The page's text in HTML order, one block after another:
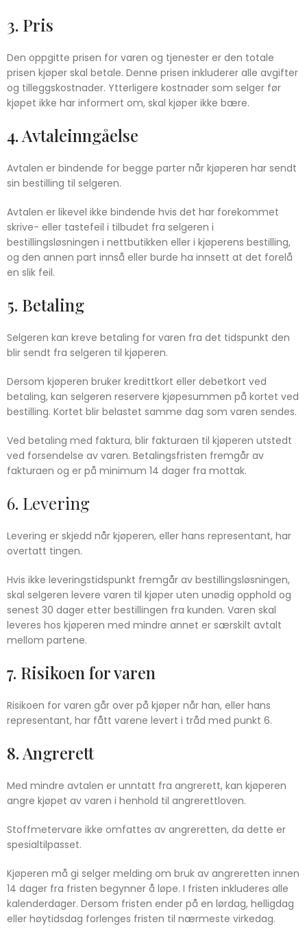
3. Pris
Den oppgitte prisen for varen og tjenester er den totale
prisen kjøper skal betale. Denne prisen inkluderer alle avgifter
og tilleggskostnader. Ytterligere kostnader som selger før
kjøpet ikke har informert om, skal kjøper ikke bære.
4. Avtaleinngåelse
Avtalen er bindende for begge parter når kjøperen har sendt
sin bestilling til selgeren.
Avtalen er likevel ikke bindende hvis det har forekommet
skrive- eller tastefeil i tilbudet fra selgeren i
bestillingsløsningen i nettbutikken eller i kjøperens bestilling,
og den annen part innså eller burde ha innsett at det forelå
en slik feil.
5. Betaling
Selgeren kan kreve betaling for varen fra det tidspunkt den
blir sendt fra selgeren til kjøperen.
Dersom kjøperen bruker kredittkort eller debetkort ved
betaling, kan selgeren reservere kjøpesummen på kortet ved
bestilling. Kortet blir belastet samme dag som varen sendes.
Ved betaling med faktura, blir fakturaen til kjøperen utstedt
ved forsendelse av varen. Betalingsfristen fremgår av
fakturaen og er på minimum 14 dager fra mottak.
6. Levering
Levering er skjedd når kjøperen, eller hans representant, har
overtatt tingen.
Hvis ikke leveringstidspunkt fremgår av bestillingsløsningen,
skal selgeren levere varen til kjøper uten unødig opphold og
senest 30 dager etter bestillingen fra kunden. Varen skal
leveres hos kjøperen med mindre annet er særskilt avtalt
mellom partene.
7. Risikoen for varen
Risikoen for varen går over på kjøper når han, eller hans
representant, har fått varene levert i tråd med punkt 6.
8. Angrerett
Med mindre avtalen er unntatt fra angrerett, kan kjøperen
angre kjøpet av varen i henhold til angrerettloven.
Stoffmetervare ikke omfattes av angreretten, da dette er
spesialtilpasset.
Kjøperen må gi selger melding om bruk av angreretten innen
14 dager fra fristen begynner å løpe. I fristen inkluderes alle
kalenderdager. Dersom fristen ender på en lørdag, helligdag
eller høytidsdag forlenges fristen til nærmeste virkedag.